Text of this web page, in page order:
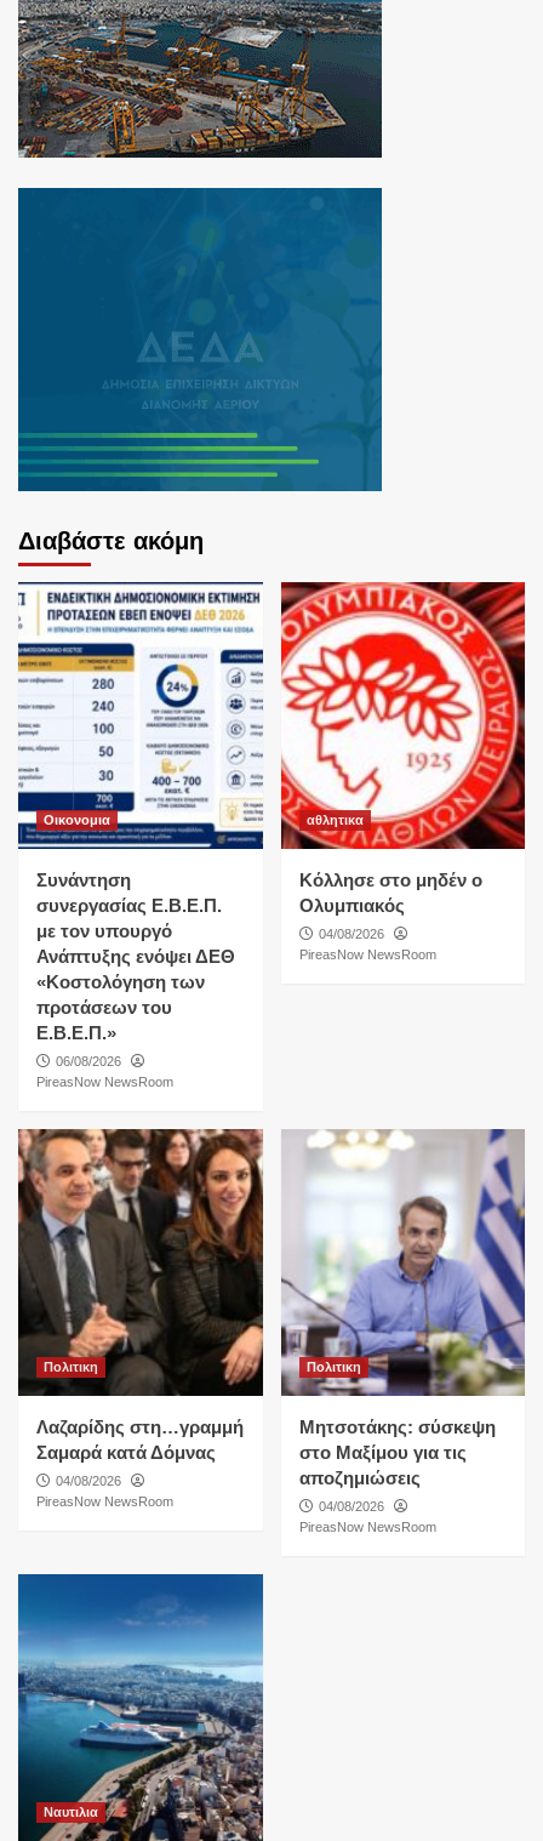
Διαβάστε ακόμη
Οικονομια
Συνάντηση
συνεργασίας Ε.Β.Ε.Π.
με τον υπουργό
Ανάπτυξης ενόψει ΔΕΘ
«Κοστολόγηση των
προτάσεων του
Ε.Β.Ε.Π.»
06/08/2026
PireasNow NewsRoom
αθλητικα
Κόλλησε στο μηδέν ο
Ολυμπιακός
04/08/2026
PireasNow NewsRoom
Πολιτικη
Λαζαρίδης στη…γραμμή
Σαμαρά κατά Δόμνας
04/08/2026
PireasNow NewsRoom
Πολιτικη
Μητσοτάκης: σύσκεψη
στο Μαξίμου για τις
αποζημιώσεις
04/08/2026
PireasNow NewsRoom
Ναυτιλια